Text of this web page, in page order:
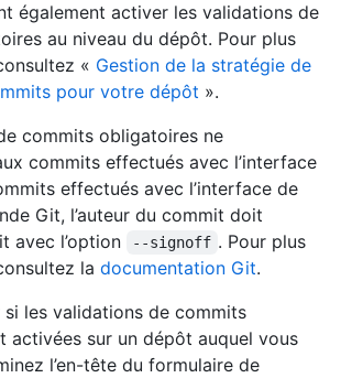
également activer les validations de
au niveau du dépôt. Pour plus
« Gestion de la stratégie de
pour votre dépôt ».
commits obligatoires ne
commits effectués avec l’interface
effectués avec l’interface de
Git, l’auteur du commit doit
avec l’option
--signoff . Pour plus
la documentation Git.
si les validations de commits
activées sur un dépôt auquel vous
l’en-tête du formulaire de